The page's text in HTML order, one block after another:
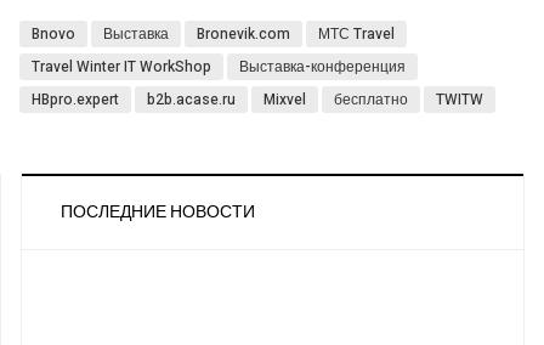
Bnovo Выставка Bronevik.com
МТС Travel
Travel Winter IT WorkShop
Выставка-конференция
HBpro.expert
b2b.acase.ru Mixvel бесплатно TWITW
ПОСЛЕДНИЕ НОВОСТИ